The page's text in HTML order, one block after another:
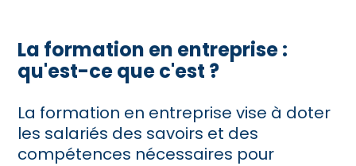
La formation en entreprise :
qu'est-ce que c'est ?
La formation en entreprise vise à doter
les salariés des savoirs et des
compétences nécessaires pour